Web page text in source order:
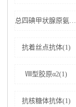
总四碘甲状腺原氨酸（TT4）(1)
抗着丝点抗体(1)
Ⅷ型胶原α2(1)
抗核糖体抗体(1)